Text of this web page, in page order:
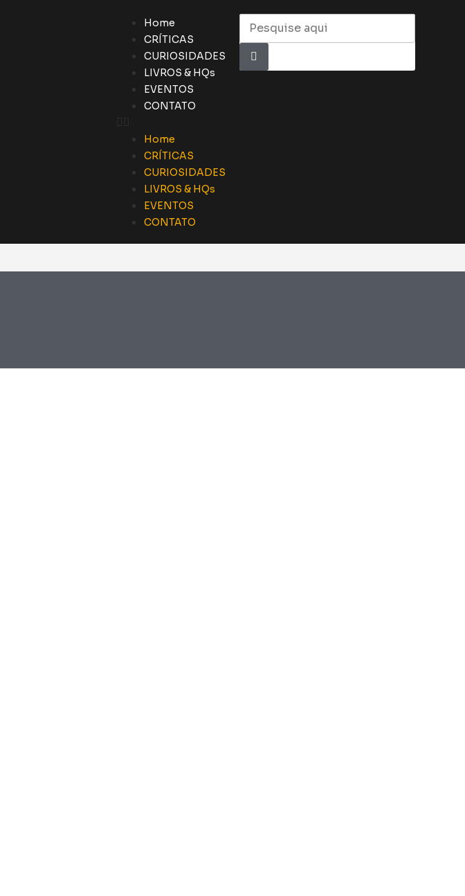
Home
CRÍTICAS
CURIOSIDADES
LIVROS & HQs
EVENTOS
CONTATO
Home
CRÍTICAS
CURIOSIDADES
LIVROS & HQs
EVENTOS
CONTATO